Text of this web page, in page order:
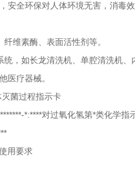
安全环保对人体环境无害，消毒
维素酶、表面活性剂等。
统，如长龙清洗机、单腔清洗机
医疗器械。
菌过程指示卡
*:****对过氧化氢第*类化学指
用要求